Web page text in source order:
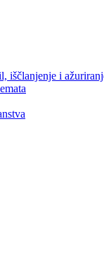
iščlanjenje i